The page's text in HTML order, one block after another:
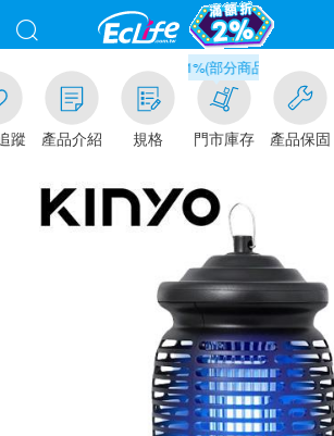
蹤 產品介紹 規格
滿千元門市取貨現折1%(部分商品不適用)-請點我看
門市庫存 產品保固